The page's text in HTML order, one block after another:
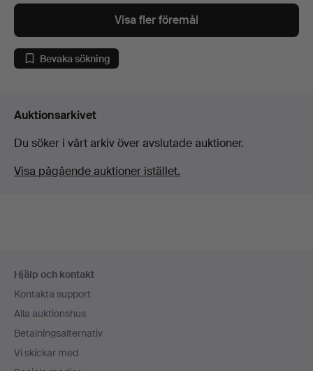
Visa fler föremål
Bevaka sökning
Auktionsarkivet
Du söker i vårt arkiv över avslutade auktioner.
Visa pågående auktioner istället.
Hjälp och kontakt
Kontakta support
Alla auktionshus
Betalningsalternativ
Vi skickar med